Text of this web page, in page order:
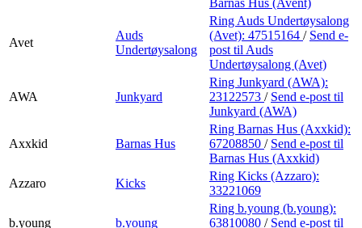
Avet
Auds
Undertøysalong
Ring Auds Undertøysalong
(Avet): 47515164 / Send e-
post til Auds
Undertøysalong (Avet)
AWA Junkyard
Ring Junkyard (AWA):
23122573 / Send e-post til
Junkyard (AWA)
Axxkid Barnas Hus
Ring Barnas Hus (Axxkid):
67208850 / Send e-post til
Barnas Hus (Axxkid)
Azzaro
Kicks
Ring Kicks (Azzaro):
33221069
b.young b.young
Ring b.young (b.young):
63810080 / Send e-post til